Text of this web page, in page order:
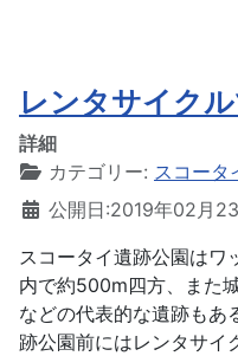
レンタサイク
詳細
カテゴリー: スコータ
公開日:2019年02月
スコータイ遺跡公園はワ
内で約500m四方、また
などの代表的な遺跡もあ
跡公園前にはレンタサイ